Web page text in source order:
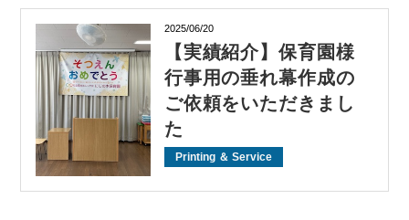
2025/06/20
【実績紹介】保育園様
行事用の垂れ幕作成の
ご依頼をいただきまし
た
Printing ＆ Service